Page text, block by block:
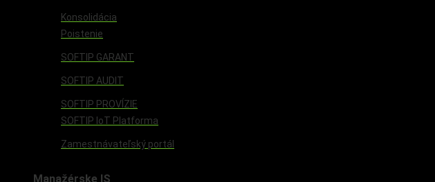
Konsolidácia
Poistenie
SOFTIP GARANT
SOFTIP AUDIT
SOFTIP PROVÍZIE
SOFTIP IoT Platforma
Zamestnávateľský portál
Manažérske IS